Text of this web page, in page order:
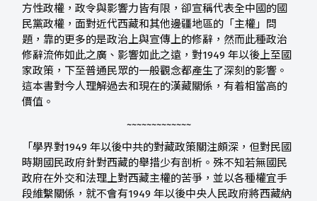
方性政權，政令與影響力皆有限，卻宣稱代表全中國的國
民黨政權，面對近代西藏和其他邊疆地區的「主權」問
題，靠的更多的是政治上與宣傳上的修辭，然而此種政治
修辭流佈如此之廣、影響如此之遠，對1949 年以後上至國
家政策，下至普通民眾的一般觀念都產生了深刻的影響。
這本書對今人理解過去和現在的漢藏關係，有着相當高的
價值。
~~~~~~~~~~~~~
「學界對1949 年以後中共的對藏政策關注頗深，但對民國
時期國民政府針對西藏的舉措少有剖析。殊不知若無國民
政府在外交和法理上對西藏主權的苦爭，並以各種權宜手
段維繫關係，就不會有1949 年以後中央人民政府將西藏納